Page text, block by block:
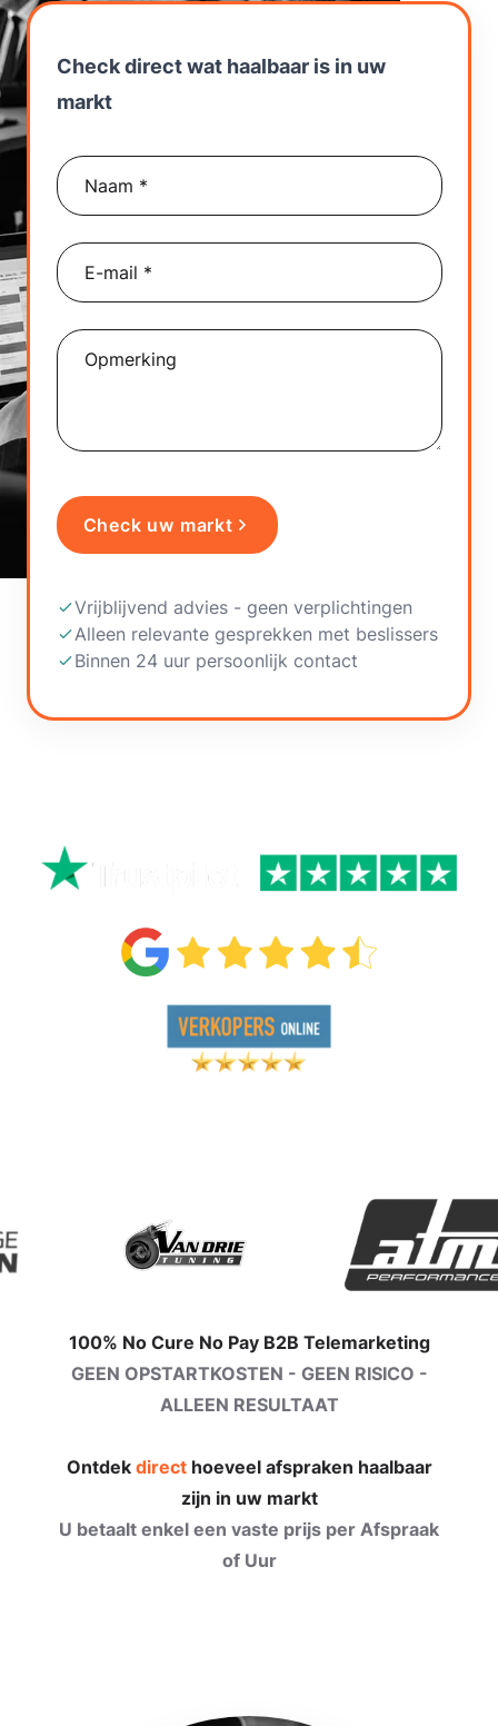
Contact
Check direct wat haalbaar is in uw
markt
Naam *
E-mail *
Opmerking
Check uw markt
Vrijblijvend advies - geen verplichtingen
Alleen relevante gesprekken met beslissers
Binnen 24 uur persoonlijk contact
100% No Cure No Pay B2B Telemarketing
GEEN OPSTARTKOSTEN - GEEN RISICO -
ALLEEN RESULTAAT
Ontdek directhoeveel afspraken haalbaar
zijn in uw markt
U betaalt enkel een vaste prijs per Afspraak
of Uur